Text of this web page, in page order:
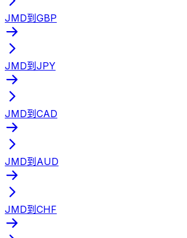
JMD到GBP
JMD到JPY
JMD到CAD
JMD到AUD
JMD到CHF